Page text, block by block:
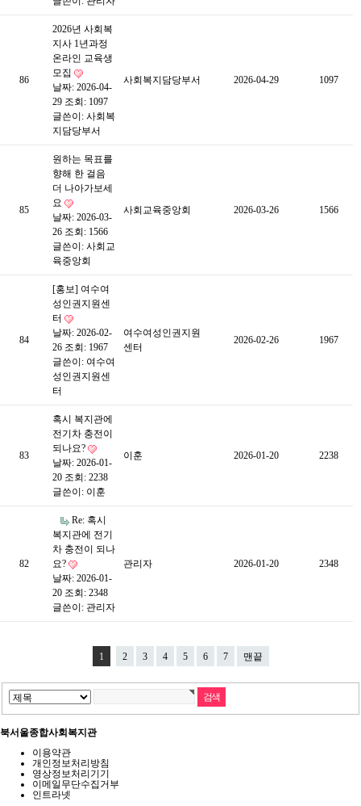
86
2026년 사회복
지사 1년과정
온라인 교육생
모집
날짜: 2026-04-
29 조회: 1097
글쓴이: 사회복
지담당부서
사회복지담당부서 2026-04-29 1097
85
원하는 목표를
향해 한 걸음
더 나아가보세
요
날짜: 2026-03-
26 조회: 1566
글쓴이: 사회교
육중앙회
사회교육중앙회 2026-03-26 1566
84
[홍보] 여수여
성인권지원센
터
날짜: 2026-02-
26 조회: 1967
글쓴이: 여수여
성인권지원센
터
여수여성인권지원
센터
2026-02-26 1967
83
혹시 복지관에
전기차 충전이
되나요?
날짜: 2026-01-
20 조회: 2238
글쓴이: 이훈
이훈 2026-01-20 2238
82
Re: 혹시
복지관에 전기
차 충전이 되나
요?
날짜: 2026-01-
20 조회: 2348
글쓴이: 관리자
관리자 2026-01-20 2348
1 2 3 4 5 6 7 맨끝
북서울종합사회복지관
이용약관
개인정보처리방침
영상정보처리기기
이메일무단수집거부
인트라넷